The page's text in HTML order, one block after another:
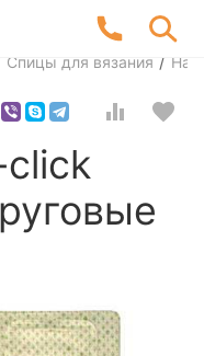
Спицы для вязания /